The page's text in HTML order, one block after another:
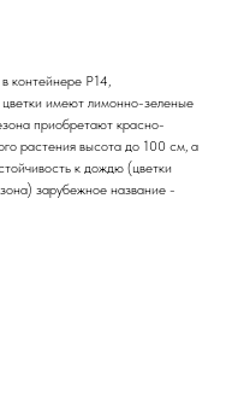
контейнере P14,
цветки имеют лимонно-зеленые
приобретают красно-
растения высота до 100 см, а
к дождю (цветки
зарубежное название -